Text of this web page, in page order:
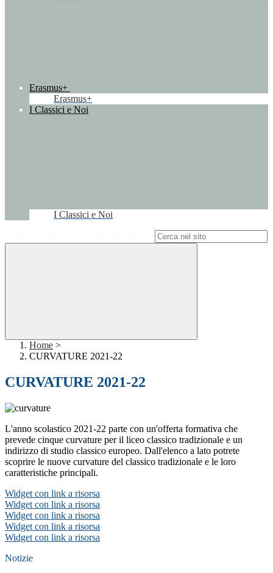
Erasmus+
Erasmus+
I Classici e Noi
I Classici e Noi
Home >
CURVATURE 2021-22
CURVATURE 2021-22
L'anno scolastico 2021-22 parte con un'offerta formativa che
prevede cinque curvature per il liceo classico tradizionale e un
indirizzo di studio classico europeo. Dall'elenco a lato potrete
scoprire le nuove curvature del classico tradizionale e le loro
caratteristiche principali.
Widget con link a risorsa
Widget con link a risorsa
Widget con link a risorsa
Widget con link a risorsa
Widget con link a risorsa
Notizie